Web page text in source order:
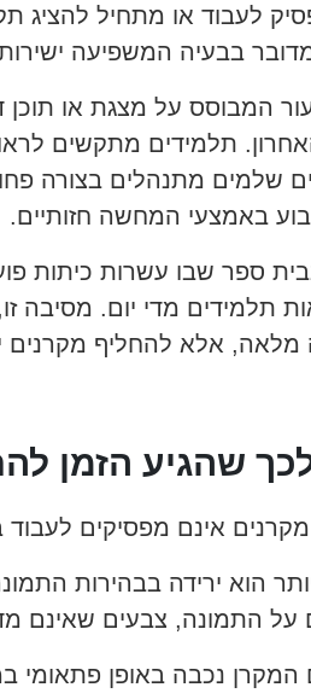
לעבוד או מתחיל להציג
בבעיה המשפיעה
המבוסס על מצגת או תוכן
תלמידים מתקשים
שלמים מתנהלים בצורה
באמצעי המחשה חזותיים.
ספר שבו עשרות כיתות
תלמידים מדי יום. מסיבה
אלא להחליף מקרנים
שהגיע הזמן
אינם מפסיקים
הוא ירידה בבהירות
על התמונה, צבעים שאינם
המקרן נכבה באופן